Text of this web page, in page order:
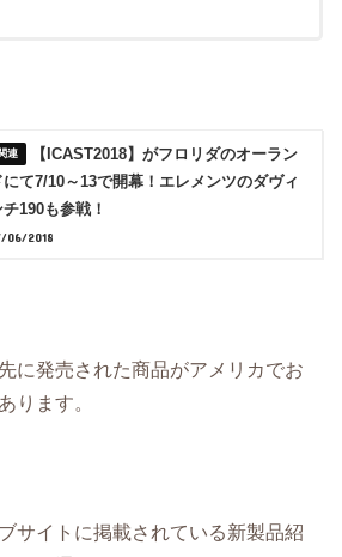
【ICAST2018】がフロリダのオーラン
にて7/10～13で開幕！エレメンツのダヴィ
チ190も参戦！
06/2018
に発売された商品がアメリカでお
ります。
サイトに掲載されている新製品紹